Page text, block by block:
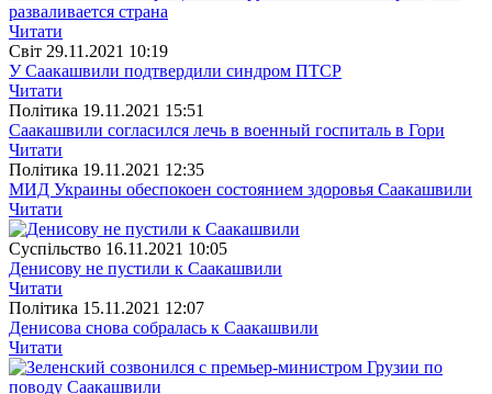
разваливается страна
Читати
Свiт 29.11.2021 10:19
У Саакашвили подтвердили синдром ПТСР
Читати
Полiтика 19.11.2021 15:51
Саакашвили согласился лечь в военный госпиталь в Гори
Читати
Полiтика 19.11.2021 12:35
МИД Украины обеспокоен состоянием здоровья Саакашвили
Читати
Суспiльство 16.11.2021 10:05
Денисову не пустили к Саакашвили
Читати
Полiтика 15.11.2021 12:07
Денисова снова собралась к Саакашвили
Читати